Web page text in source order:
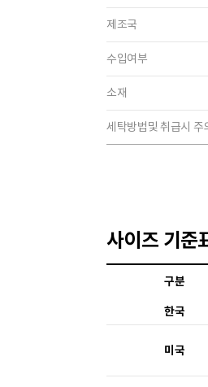
제조국
수입여부
소재
세탁방법및 취급시 주
사이즈 기준
구분
한국
미국